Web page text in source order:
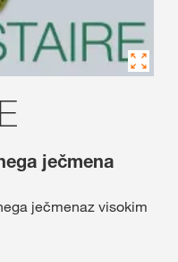
ječmena
ječmenaz visokim